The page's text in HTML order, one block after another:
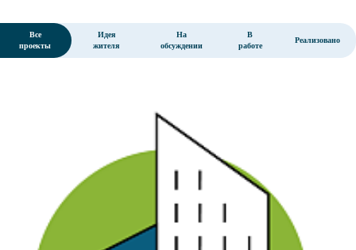
Все
проекты
Идея
жителя
На
обсуждении
В
работе
Реализовано